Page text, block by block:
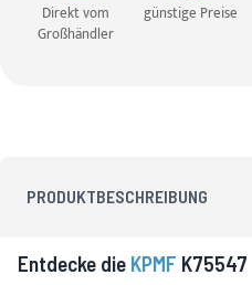
Direkt vom
Großhändler
günstige Preise
PRODUKTBESCHREIBUNG
Entdecke die KPMF K75547